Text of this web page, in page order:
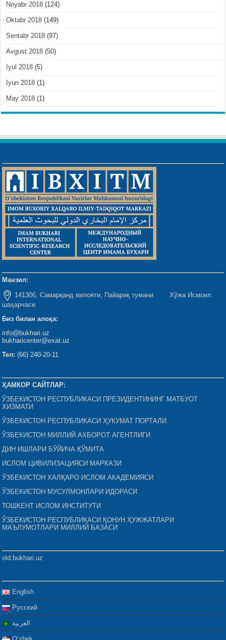
Noyabr 2018 (124)
Oktabr 2018 (149)
Sentabr 2018 (97)
Avgust 2018 (50)
Iyul 2018 (5)
Iyun 2018 (1)
May 2018 (1)
Манзил:
141306, Самарқанд вилояти, Пайариқ тумани Хўжа Исмоил
шаҳарчаси
Биз билан алоқа:
info@bukhari.uz
bukharicenter@exat.uz
Тел: (66) 240-20-11
ҲАМКОР САЙТЛАР:
ЎЗБЕКИСТОН РЕСПУБЛИКАСИ ПРЕЗИДЕНТИНИНГ МАТБУОТ
ХИЗМАТИ
ЎЗБЕКИСТОН РЕСПУБЛИКАСИ ҲУКУМАТ ПОРТАЛИ
ЎЗБЕКИСТОН МИЛЛИЙ АХБОРОТ АГЕНТЛИГИ
ДИН ИШЛАРИ БЎЙИЧА ҚЎМИТА
ИСЛОМ ЦИВИЛИЗАЦИЯСИ МАРКАЗИ
ЎЗБЕКИСТОН ХАЛҚАРО ИСЛОМ АКАДЕМИЯСИ
ЎЗБЕКИСТОН МУСУЛМОНЛАРИ ИДОРАСИ
ТОШКЕНТ ИСЛОМ ИНСТИТУТИ
ЎЗБЕКИСТОН РЕСПУБЛИКАСИ ҚОНУН ҲУЖЖАТЛАРИ
МАЪЛУМОТЛАРИ МИЛЛИЙ БАЗАСИ
old.bukhari.uz
English
Русский
العربية